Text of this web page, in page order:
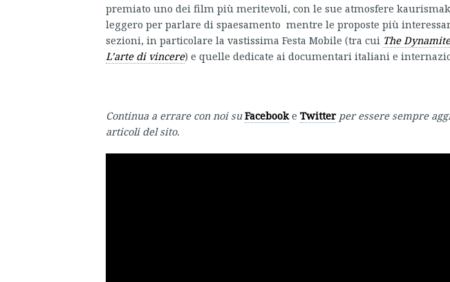
premiato uno dei film più meritevoli, con le sue atmosfere
leggero per parlare di spaesamento mentre le proposte più
sezioni, in particolare la vastissima Festa Mobile (tra cui The
L’arte di vincere) e quelle dedicate ai documentari italiani e
Continua a errare con noi su Facebook e Twitter per essere sempre
articoli del sito.